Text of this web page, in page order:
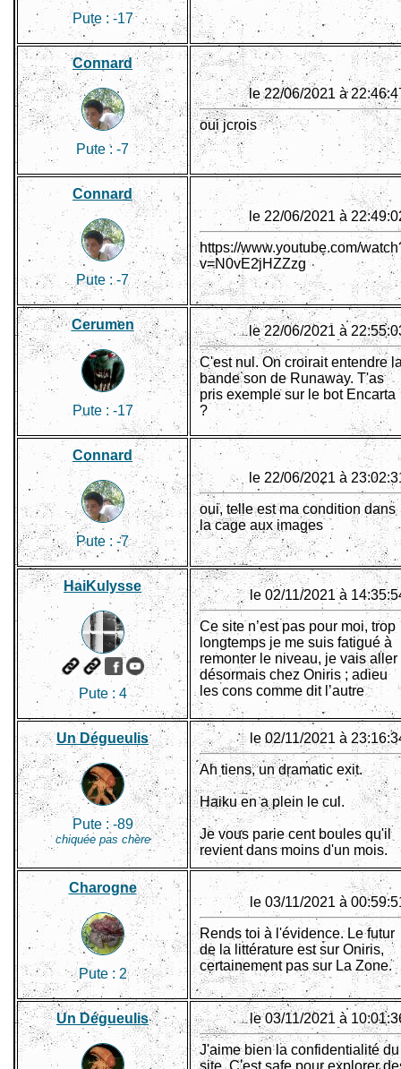
Pute : -17
Connard
Pute : -7
le 22/06/2021 à
oui jcrois
Connard
Pute :-7
le 22/06/2021 à
https://www.youtube.com/
v=N0vE2jHZZzg
Cerumen
Pute : -17
le 22/06/2021 à
C'est nul. On croirait entendre
bande son de Runaway. T'as
pris exemple sur le bot Encarta
?
Connard
Pute : -7
le 22/06/2021 à
oui, telle est ma condition dans
la cage aux images
HaiKulysse
Pute : 4
le 02/11/2021 à
Ce site n’est pas pour moi, trop
longtemps je me suis fatigué à
remonter le niveau, je vais aller
désormais chez Oniris ; adieu
les cons comme dit l’autre
Un Dégueulis
Pute :-89
chiquée pas chère
le 02/11/2021 à
Ah tiens, un dramatic exit.
Haiku en a plein le cul.
Je vous parie cent boules qu'il
revient dans moins d'un mois.
Charogne
Pute : 2
le 03/11/2021 à
Rends toi à l'évidence. Le futur
de la littérature est sur Oniris,
certainement pas sur La Zone.
Un Dégueulis le 03/11/2021 à
J'aime bien la confidentialité du